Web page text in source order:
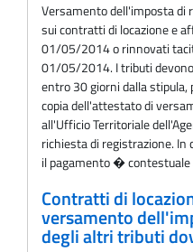
Versamento dell'imposta di
sui contratti di locazione e
01/05/2014 o rinnovati
01/05/2014. I tributi
entro 30 giorni dalla stipula,
copia dell'attestato di
all'Ufficio Territoriale
richiesta di registrazione.
il pagamento �
Contratti di
versamento
degli altri tributi